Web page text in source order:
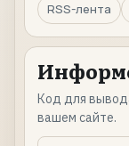
RSS-лента
Код для
вашем сайте.